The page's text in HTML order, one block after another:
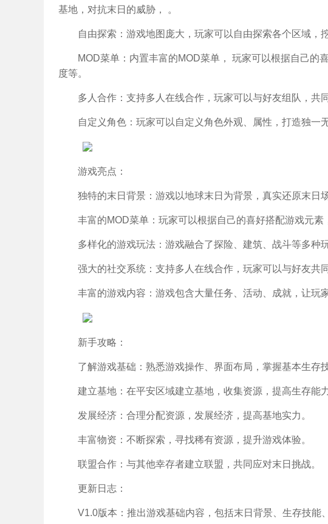
基地，对抗末日的威胁， 。
自由探索：游戏地图庞大，玩家可以自由探索各个区域，
MOD菜单：内置丰富的MOD菜单， 玩家可以根据自己的
度等。
多人合作：支持多人在线合作，玩家可以与好友组队，共
自定义角色：玩家可以自定义角色外观、属性，打造独一
游戏亮点：
独特的末日背景：游戏以地球末日为背景，真实还原末日
丰富的MOD菜单：玩家可以根据自己的喜好搭配游戏元素
多样化的游戏玩法：游戏融合了探险、建筑、战斗等多种
强大的社交系统：支持多人在线合作，玩家可以与好友共
丰富的游戏内容：游戏包含大量任务、活动、成就，让玩
新手攻略：
了解游戏基础：熟悉游戏操作、界面布局，掌握基本生存技
建立基地：在平安区域建立基地，收集资源，提高生存能力
发展经济：合理分配资源，发展经济，提高基地实力。
丰富物资：不断探索，寻找稀有资源，提升游戏体验。
联盟合作：与其他幸存者建立联盟，共同应对末日挑战。
更新日志：
V1.0版本：推出游戏基础内容，包括末日背景、生存技能